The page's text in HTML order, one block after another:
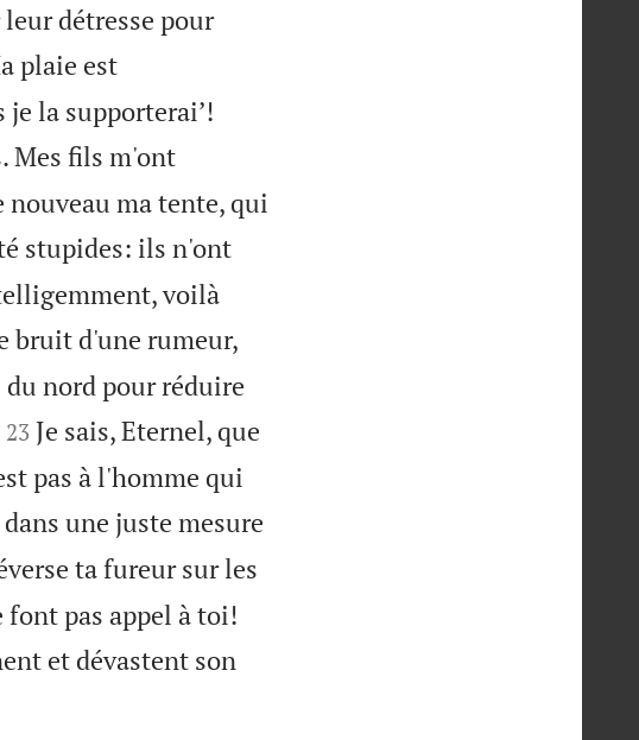
détresse pour
plaie est
la supporterai’!
Mes fils m'ont
nouveau ma tente, qui
stupides: ils n'ont
voilà
bruit d'une rumeur,
nord pour réduire

23 Je sais, Eternel, que
pas à l'homme qui
une juste mesure
ta fureur sur les
pas appel à toi!
et dévastent son